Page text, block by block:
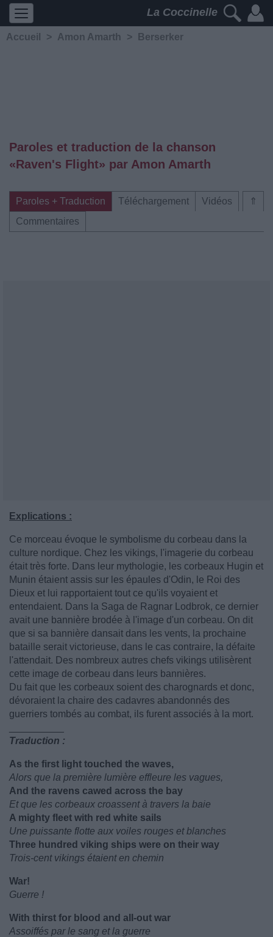
La Coccinelle
Accueil > Amon Amarth > Berserker
Paroles et traduction de la chanson
«Raven's Flight» par Amon Amarth
⇑
Paroles + Traduction Téléchargement
Vidéos
Commentaires
Explications :
Ce morceau évoque le symbolisme du corbeau dans la
culture nordique. Chez les vikings, l'imagerie du corbeau
était très forte. Dans leur mythologie, les corbeaux Hugin et
Munin étaient assis sur les épaules d'Odin, le Roi des
Dieux et lui rapportaient tout ce qu'ils voyaient et
entendaient. Dans la Saga de Ragnar Lodbrok, ce dernier
avait une bannière brodée à l'image d'un corbeau. On dit
que si sa bannière dansait dans les vents, la prochaine
bataille serait victorieuse, dans le cas contraire, la défaite
l'attendait. Des nombreux autres chefs vikings utilisèrent
cette image de corbeau dans leurs bannières.
Du fait que les corbeaux soient des charognards et donc,
dévoraient la chaire des cadavres abandonnés des
guerriers tombés au combat, ils furent associés à la mort.
Traduction :
As the first light touched the waves,
Alors que la première lumière effleure les vagues,
And the ravens cawed across the bay
Et que les corbeaux croassent à travers la baie
A mighty fleet with red white sails
Une puissante flotte aux voiles rouges et blanches
Three hundred viking ships were on their way
Trois-cent vikings étaient en chemin
War!
Guerre !
With thirst for blood and all-out war
Assoiffés par le sang et la guerre